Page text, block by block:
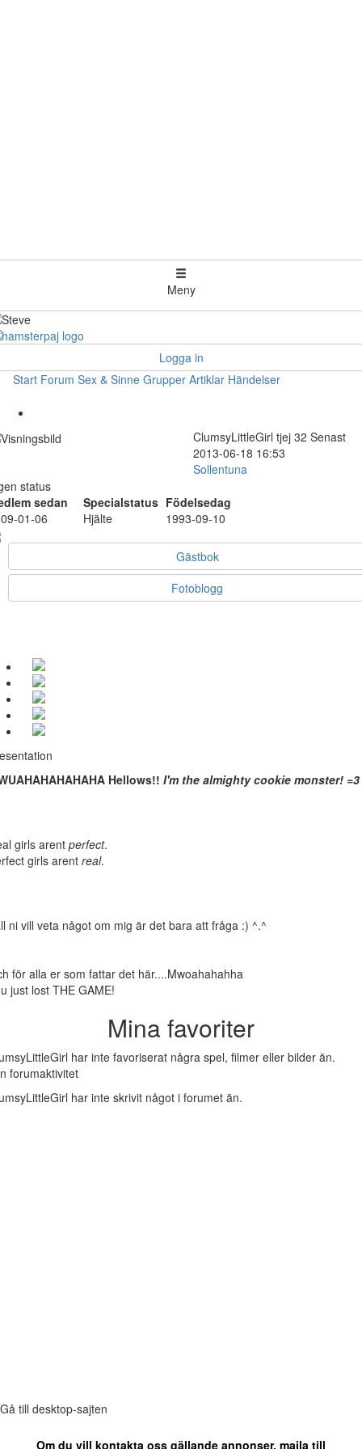
Meny
Logga in
Start Forum Sex & Sinne Grupper Artiklar Händelser
ClumsyLittleGirl tjej 32 Senast
2013-06-18 16:53
Sollentuna
status
sedan
Specialstatus Födelsedag
01-06
Hjälte 1993-09-10
Gästbok
Fotoblogg
Hellows!! I'm the almighty cookie monster! =3
girls arentperfect.
girls arent real.
ni vill veta något om mig är det bara att fråga :) ^.^
för alla er som fattar det här....Mwoahahahha
just lost THE GAME!
Mina favoriter
har inte favoriserat några spel, filmer eller bilder än.
forumaktivitet
har inte skrivit något i forumet än.
Gå till desktop-sajten
Om du vill kontakta oss gällande annonser, maila till